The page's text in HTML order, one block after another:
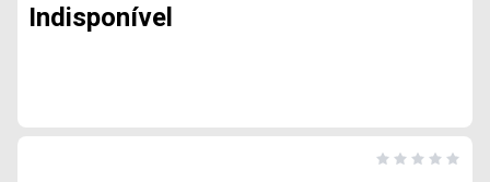
Indisponível